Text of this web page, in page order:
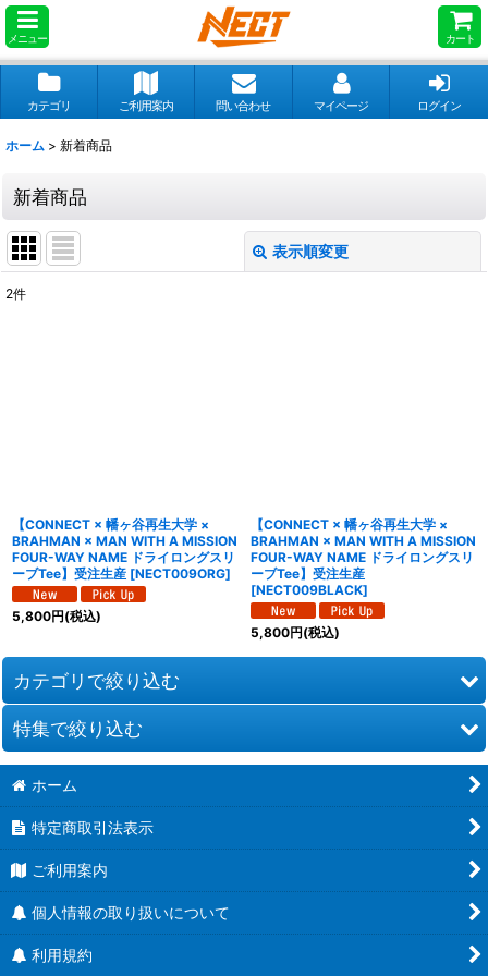
メニュー カート
カテゴリ ご利用案内 問い合わせ マイページ ログイン
ホーム > 新着商品
新着商品
表示順変更
2件
【CONNECT × 幡ヶ谷再生大学 ×
BRAHMAN × MAN WITH A MISSION
FOUR-WAY NAME ドライロングスリ
ーブTee】受注生産 [NECT009ORG]
5,800円(税込)
【CONNECT × 幡ヶ谷再生大学 ×
BRAHMAN × MAN WITH A MISSION
FOUR-WAY NAME ドライロングスリ
ーブTee】受注生産
[NECT009BLACK]
5,800円(税込)
カテゴリで絞り込む
花火大会コラボ
ロングＴシャツ
バッグ
ドライシャンプー
特集で絞り込む
2024.03
2024.04
2024.06
ホーム
特定商取引法表示
ご利用案内
個人情報の取り扱いについて
利用規約